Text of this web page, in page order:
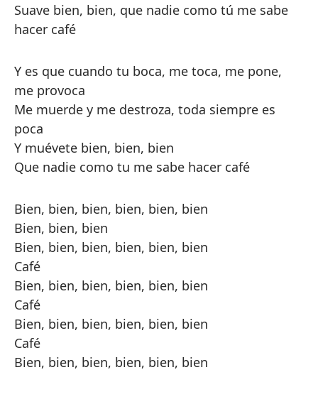
Suave bien, bien, que nadie como tú me sabe
hacer café
Y es que cuando tu boca, me toca, me pone,
me provoca
Me muerde y me destroza, toda siempre es
poca
Y muévete bien, bien, bien
Que nadie como tu me sabe hacer café
Bien, bien, bien, bien, bien, bien
Bien, bien, bien
Bien, bien, bien, bien, bien, bien
Café
Bien, bien, bien, bien, bien, bien
Café
Bien, bien, bien, bien, bien, bien
Café
Bien, bien, bien, bien, bien, bien